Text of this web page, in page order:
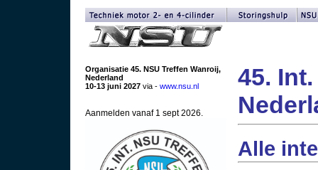
Organisatie 45. NSU Treffen Wanroij,
Nederland
10-13 juni 2027 via - www.nsu.nl
Aanmelden vanaf 1 sept 2026.
45.
Alle